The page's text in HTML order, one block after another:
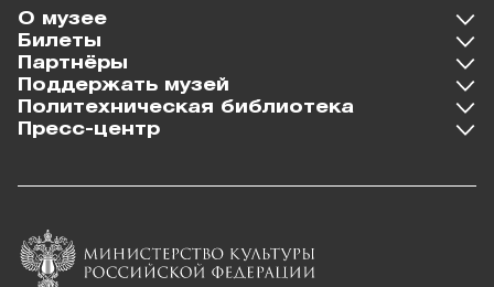
О музее
Билеты
Партнёры
Поддержать музей
Политехническая библиотека
Пресс-центр